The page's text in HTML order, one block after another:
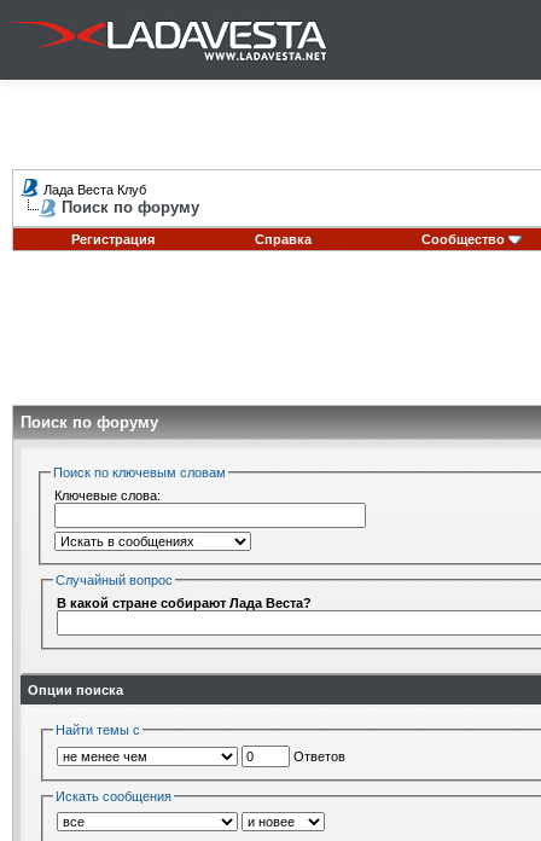
Лада Веста Клуб
Поиск по форуму
Регистрация Справка Сообщество
Поиск по форуму
Поиск по ключевым словам
Ключевые слова:
Случайный вопрос
В какой стране собирают Лада Веста?
Опции поиска
Найти темы с
Ответов
Искать сообщения